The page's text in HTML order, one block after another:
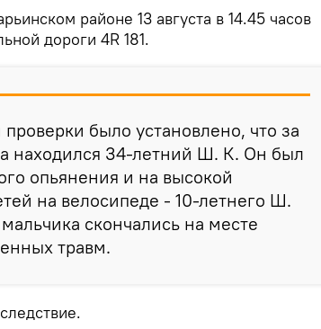
районе 13 августа в 14.45 часов
дороги 4R 181.
было установлено, что за
находился 34-летний Ш. К. Он был
опьянения и на высокой
на велосипеде - 10-летнего Ш.
скончались на месте
травм.